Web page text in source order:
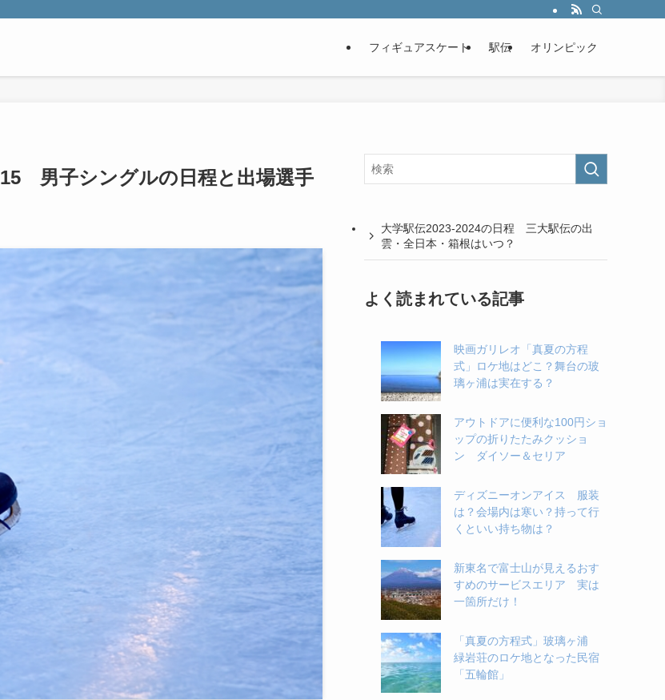
フィギュアスケート 駅伝 オリンピック
男子シングルの日程と出場選手
大学駅伝2023-2024の日程 三大駅伝の出
雲・全日本・箱根はいつ？
よく読まれている記事
映画ガリレオ「真夏の方程
式」ロケ地はどこ？舞台の玻
璃ヶ浦は実在する？
アウトドアに便利な100円ショ
ップの折りたたみクッショ
ン ダイソー＆セリア
ディズニーオンアイス 服装
は？会場内は寒い？持って行
くといい持ち物は？
新東名で富士山が見えるおす
すめのサービスエリア 実は
一箇所だけ！
「真夏の方程式」玻璃ヶ浦
緑岩荘のロケ地となった民宿
「五輪館」